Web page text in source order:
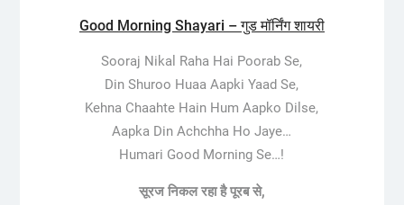
Good Morning Shayari – गुड मॉर्निंग शायरी
Sooraj Nikal Raha Hai Poorab Se,
Din Shuroo Huaa Aapki Yaad Se,
Kehna Chaahte Hain Hum Aapko Dilse,
Aapka Din Achchha Ho Jaye…
Humari Good Morning Se…!
सूरज निकल रहा है पूरब से,